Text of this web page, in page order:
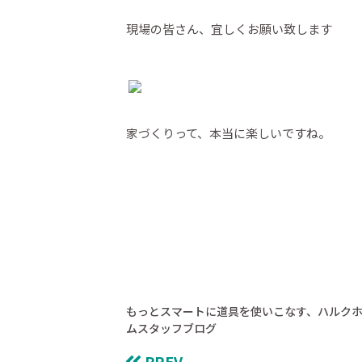
現場の皆さん、宜しくお願い致します
家づくりって、本当に楽しいですね。
もっとスマートに道具を使いこなす、ハルク
ムスタッフブログ